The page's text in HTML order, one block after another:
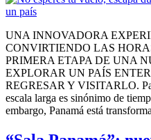
UNA INNOVADORA
CONVIRTIENDO LAS
PRIMERA ETAPA DE UNA
EXPLORAR UN PAÍS
REGRESAR Y VISITARLO.
escala larga es sinónimo de
embargo, Panamá está